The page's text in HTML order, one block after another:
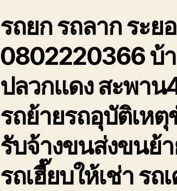
รถยก รถลาก ระย
0802220366 บ้
ปลวกแดง สะพาน
รถย้ายรถอุบัติเห
รับจ้างขนส่งขนย้
รถเฮี๊ยบให้เช่า รถ